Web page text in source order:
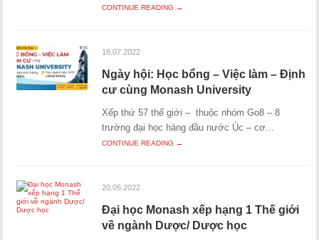
CONTINUE READING →
18.07.2022
Ngày hội: Học bổng – Việc làm – Định
cư cùng Monash University
Xếp thứ 57 thế giới – thuộc nhóm Go8 – 8
trường đại học hàng đầu nước Úc – cơ...
CONTINUE READING →
20.05.2022
Đại học Monash xếp hạng 1 Thế giới
về ngành Dược/ Dược học